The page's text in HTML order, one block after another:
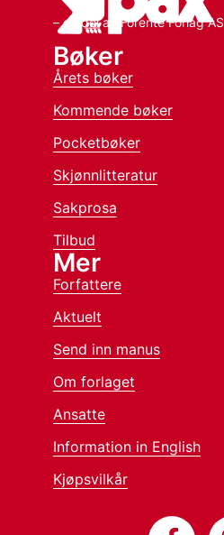
– en del av Forente Forlag AS
Bøker
Årets bøker
Kommende bøker
Pocketbøker
Skjønnlitteratur
Sakprosa
Tilbud
Mer
Forfattere
Aktuelt
Send inn manus
Om forlaget
Ansatte
Information in English
Kjøpsvilkår